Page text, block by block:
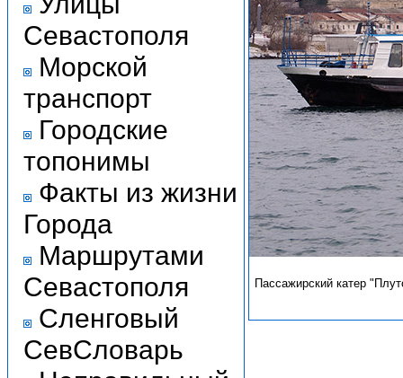
Севастополя
Морской
транспорт
Городские
топонимы
Факты из жизни
Города
Маршрутами
Севастополя
Сленговый
СевСловарь
Пассажирский катер